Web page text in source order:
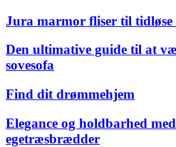
Jura marmor fliser til tidløse
Den ultimative guide til at
sovesofa
Find dit drømmehjem
Elegance og holdbarhed
egetræsbrædder